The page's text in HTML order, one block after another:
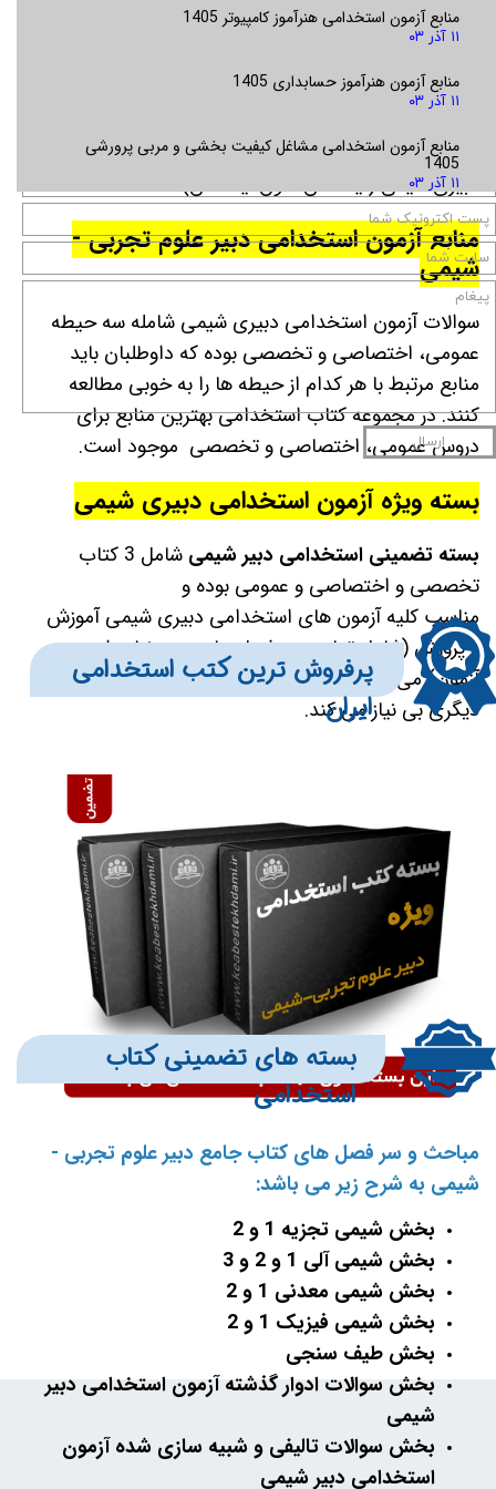
رشته های مجاز برای شرکت در آزمون
استخدامی دبیر علوم تجربی - شیمی
شیمی کلیه گرایش ها (لیسانس، فوق لیسانس)
دبیری شیمی (لیسانس، فوق لیسانس)
منابع آزمون استخدامی دبیر علوم تجربی -
شیمی
سوالات آزمون استخدامی دبیری شیمی شامله سه حیطه
عمومی، اختصاصی و تخصصی بوده که داوطلبان باید
منابع مرتبط با هر کدام از حیطه ها را به خوبی مطالعه
کنند. در مجموعه کتاب استخدامی بهترین منابع برای
دروس عمومی، اختصاصی و تخصصی موجود است.
بسته ویژه آزمون استخدامی دبیری شیمی
بسته تضمینی استخدامی دبیر شیمی
شامل 3 کتاب
تخصصی و اختصاصی و عمومی بوده و
مناسب کلیه آزمون های استخدامی دبیری شیمی آموزش
و پرورش (شامل تمامی سر فصل های مورد نیاز برای
آزمون) می باشد و عملا شما را از مطالعه هرگونه منبع
دیگری بی نیاز می کند.
مباحث و سر فصل های کتاب جامع دبیر علوم تجربی -
شیمی به شرح زیر می باشد:
بخش شیمی تجزیه 1 و 2
بخش شیمی آلی 1 و 2 و 3
بخش شیمی معدنی 1 و 2
بخش شیمی فیزیک 1 و 2
بخش طیف سنجی
بخش سوالات ادوار گذشته آزمون استخدامی دبیر
شیمی
بخش سوالات تالیفی و شبیه سازی شده آزمون
استخدامی دبیر شیمی
ارسال
منابع آزمون استخدامی هنرآموز کامپیوتر 1405
۱۱ آذر ۰۳
منابع آزمون هنرآموز حسابداری 1405
۱۱ آذر ۰۳
منابع آزمون استخدامی مشاغل کیفیت بخشی و مربی پرورشی
1405
۱۱ آذر ۰۳
​​​پرفروش ترین کتب استخدامی
ایران
بسته های تضمینی کتاب
استخدامی